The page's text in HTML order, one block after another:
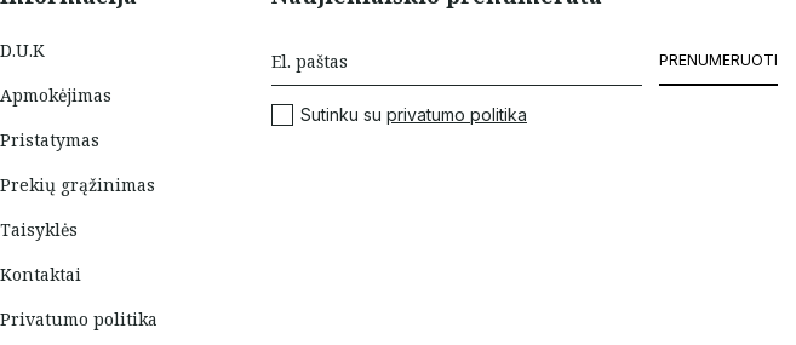
D.U.K
Apmokėjimas
Pristatymas
Prekių grąžinimas
Taisyklės
Kontaktai
Privatumo politika
PRENUMERUOTI
Sutinku su privatumo politika